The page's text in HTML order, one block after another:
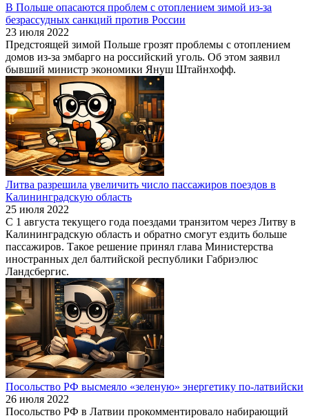
В Польше опасаются проблем с отоплением зимой из-за
безрассудных санкций против России
23 июля 2022
Предстоящей зимой Польше грозят проблемы с отоплением
домов из-за эмбарго на российский уголь. Об этом заявил
бывший министр экономики Януш Штайнхофф.
Литва разрешила увеличить число пассажиров поездов в
Калининградскую область
25 июля 2022
С 1 августа текущего года поездами транзитом через Литву в
Калининградскую область и обратно смогут ездить больше
пассажиров. Такое решение принял глава Министерства
иностранных дел балтийской республики Габриэлюс
Ландсбергис.
Посольство РФ высмеяло «зеленую» энергетику по-латвийски
26 июля 2022
Посольство РФ в Латвии прокомментировало набирающий